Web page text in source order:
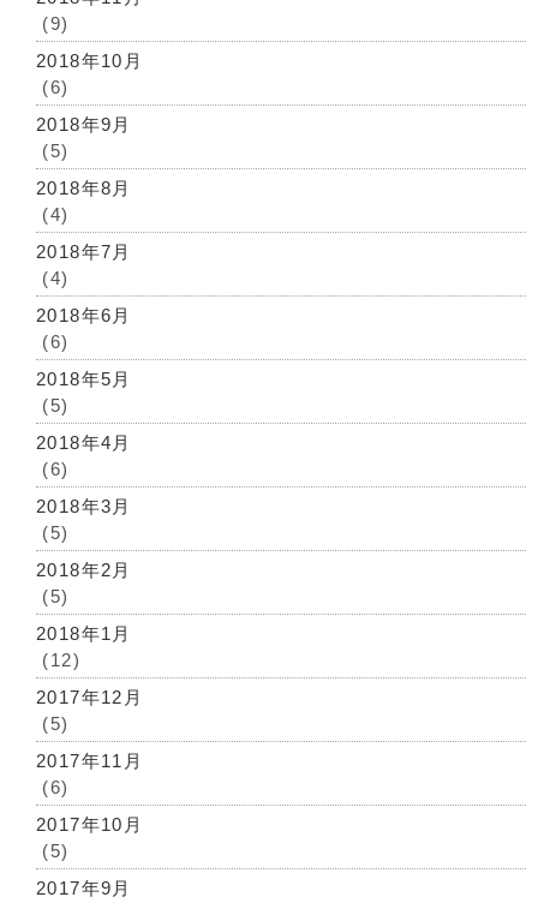
(9)
2018年10月
(6)
2018年9月
(5)
2018年8月
(4)
2018年7月
(4)
2018年6月
(6)
2018年5月
(5)
2018年4月
(6)
2018年3月
(5)
2018年2月
(5)
2018年1月
(12)
2017年12月
(5)
2017年11月
(6)
2017年10月
(5)
2017年9月